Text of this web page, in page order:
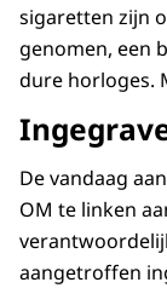
sigaretten zijn
genomen, een
dure horloges.
De vandaag
OM te linken
aangetroffen